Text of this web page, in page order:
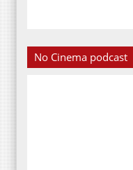
No Cinema podcast